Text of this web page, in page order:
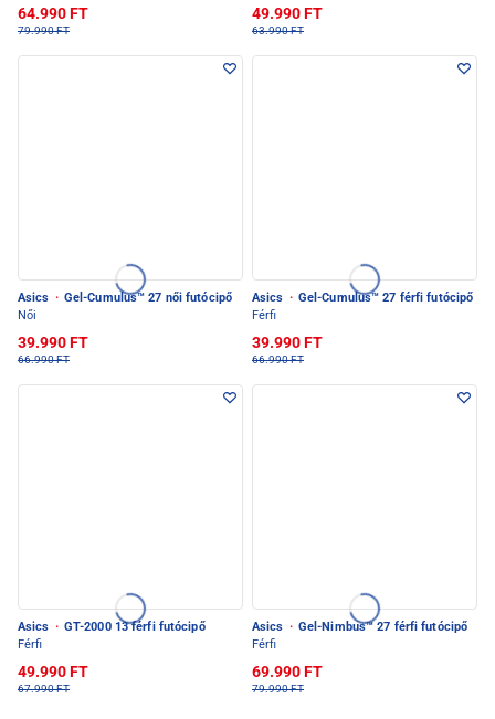
64.990 FT
79.990 FT
49.990 FT
63.990 FT
Asics · Gel-Cumulus™ 27 női futócipő
Női
39.990 FT
66.990 FT
Asics · Gel-Cumulus™ 27 férfi futócipő
Férfi
39.990 FT
66.990 FT
Asics · GT-2000 13 férfi futócipő
Férfi
49.990 FT
67.990 FT
Asics · Gel-Nimbus™ 27 férfi futócipő
Férfi
69.990 FT
79.990 FT